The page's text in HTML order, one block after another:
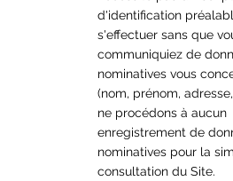
d'identification
s'effectuer sans que
communiquiez de
nominatives vous
(nom, prénom,
ne procédons à aucun
enregistrement de
nominatives pour la
consultation du Site.